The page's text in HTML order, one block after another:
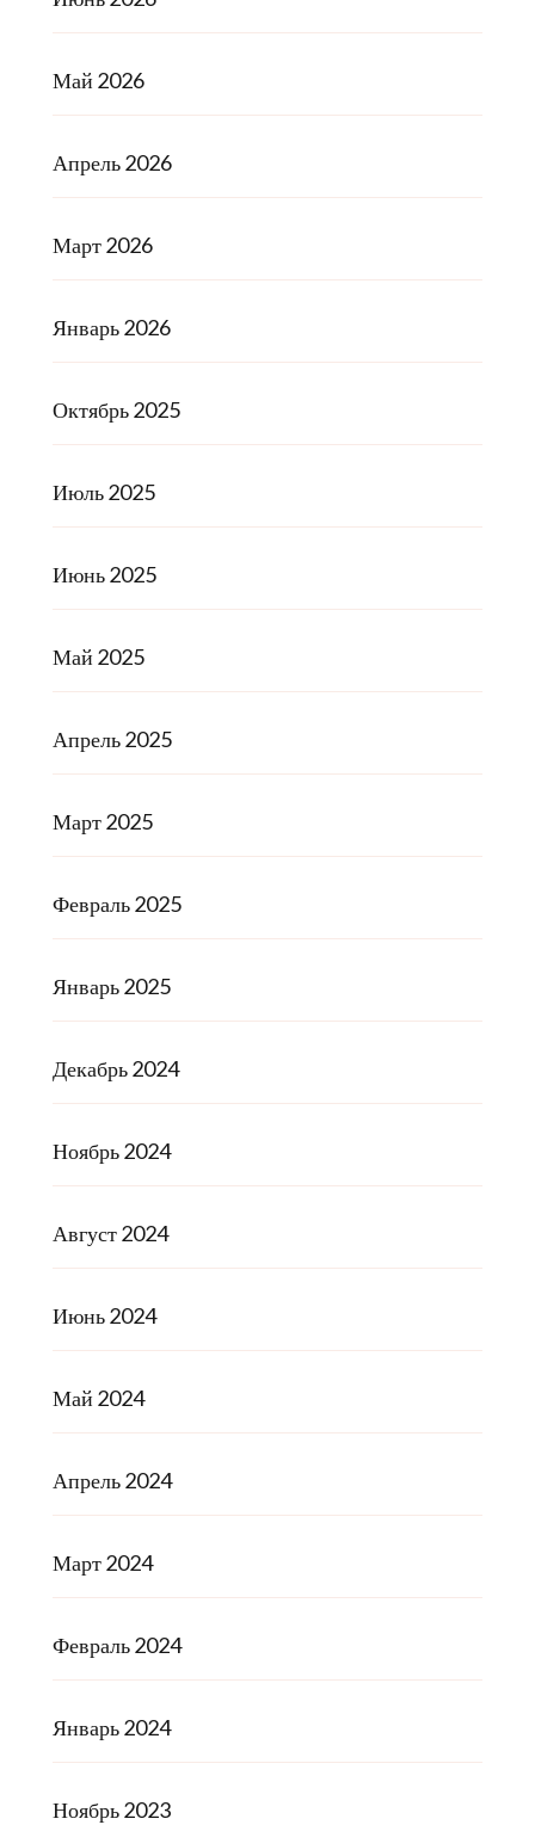
Май 2026
Апрель 2026
Март 2026
Январь 2026
Октябрь 2025
Июль 2025
Июнь 2025
Май 2025
Апрель 2025
Март 2025
Февраль 2025
Январь 2025
Декабрь 2024
Ноябрь 2024
Август 2024
Июнь 2024
Май 2024
Апрель 2024
Март 2024
Февраль 2024
Январь 2024
Ноябрь 2023